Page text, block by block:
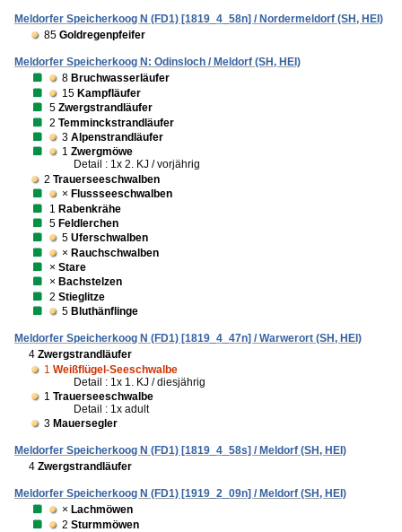
Meldorfer Speicherkoog N (FD1) [1819_4_58n] / Nordermeldorf (SH, HEI)
85 Goldregenpfeifer
Meldorfer Speicherkoog N: Odinsloch / Meldorf (SH, HEI)
8 Bruchwasserläufer
15 Kampfläufer
5 Zwergstrandläufer
2 Temminckstrandläufer
3 Alpenstrandläufer
1 Zwergmöwe
Detail : 1x 2. KJ / vorjährig
2 Trauerseeschwalben
× Flussseeschwalben
1 Rabenkrähe
5 Feldlerchen
5 Uferschwalben
× Rauchschwalben
× Stare
× Bachstelzen
2 Stieglitze
5 Bluthänflinge
Meldorfer Speicherkoog N (FD1) [1819_4_47n] / Warwerort (SH, HEI)
4 Zwergstrandläufer
1 Weißflügel-Seeschwalbe
Detail : 1x 1. KJ / diesjährig
1 Trauerseeschwalbe
Detail : 1x adult
3 Mauersegler
Meldorfer Speicherkoog N (FD1) [1819_4_58s] / Meldorf (SH, HEI)
4 Zwergstrandläufer
Meldorfer Speicherkoog N (FD1) [1919_2_09n] / Meldorf (SH, HEI)
× Lachmöwen
2 Sturmmöwen